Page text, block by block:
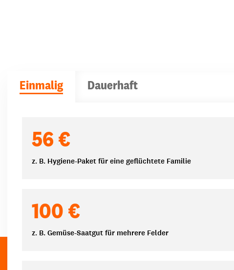
Einmalig Dauerhaft
56 €
z. B. Hygiene-Paket für eine geflüchtete Familie
100 €
z. B. Gemüse-Saatgut für mehrere Felder